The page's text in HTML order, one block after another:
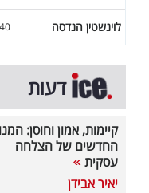
לוינשטין הנדסה
דעות
קיימות, אמון וחוסן:
החדשים של הצלחה
עסקית
יאיר אבידן